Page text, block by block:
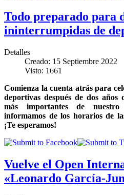
Todo preparado para
ininterrumpidas de
Detalles
Creado: 15 Septiembre 2022
Visto: 1661
Comienza la cuenta atrás para
deportivas después de dos años
más importantes de
informamos de los horarios de
¡Te esperamos!
Vuelve el Open
«Leonardo García-